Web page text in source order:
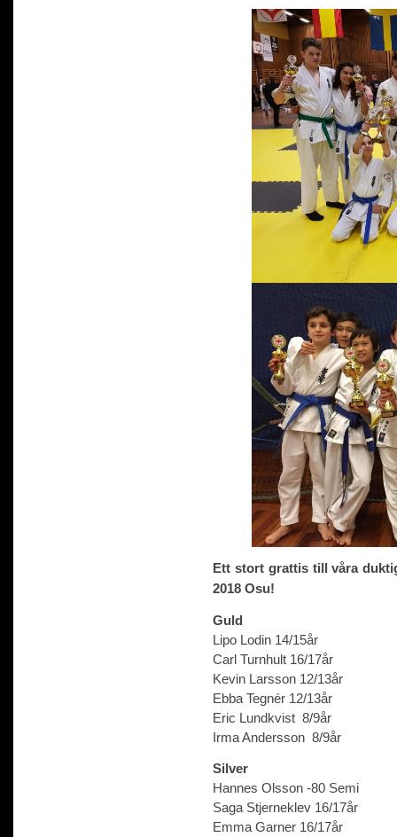
Ett stort grattis till våra
2018 Osu!
Guld
Lipo Lodin 14/15år
Carl Turnhult 16/17år
Kevin Larsson 12/13år
Ebba Tegnér 12/13år
Eric Lundkvist 8/9år
Irma Andersson 8/9år
Silver
Hannes Olsson -80 Semi
Saga Stjerneklev 16/17år
Emma Garner 16/17år